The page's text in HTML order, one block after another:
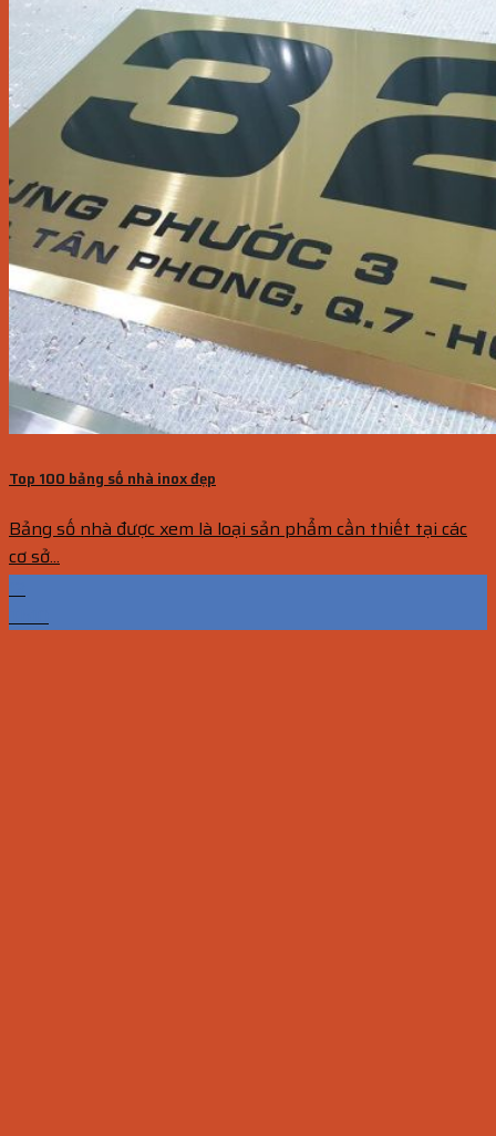
Top 100 bảng số nhà inox đẹp
Bảng số nhà được xem là loại sản phẩm cần thiết tại các
cơ sở...
13
Th10